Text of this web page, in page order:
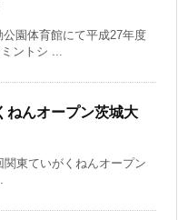
園体育館にて平成27年度
ントシ ...
ねんオープン茨城大
東ていがくねんオープン